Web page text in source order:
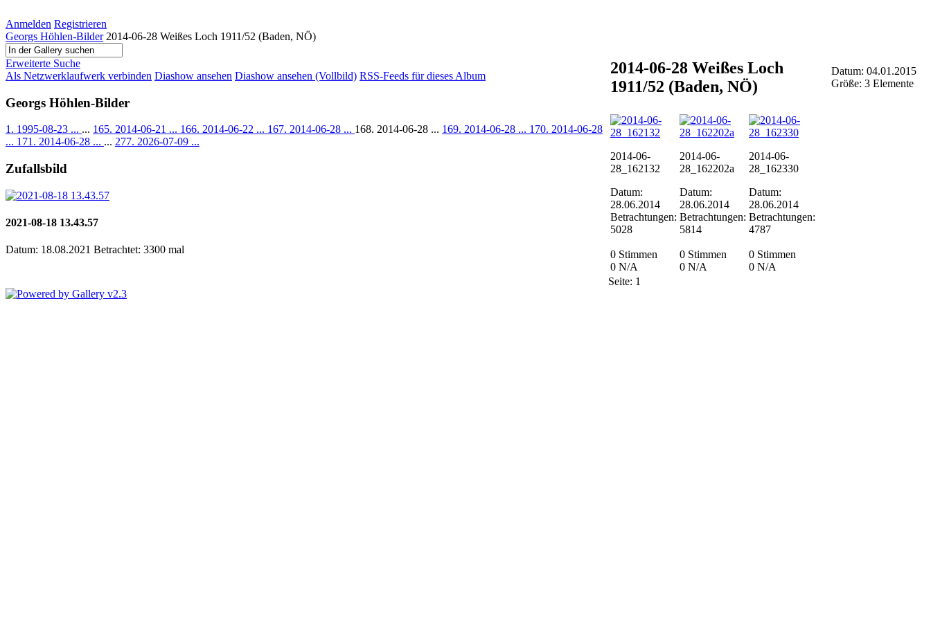
Anmelden Registrieren
Georgs Höhlen-Bilder 2014-06-28 Weißes Loch 1911/52 (Baden, NÖ)
Erweiterte Suche
Als Netzwerklaufwerk verbinden Diashow ansehen Diashow ansehen (Vollbild) RSS-Feeds für dieses Album
Georgs Höhlen-Bilder
1. 1995-08-23 ... ... 165. 2014-06-21 ... 166. 2014-06-22 ... 167. 2014-06-28 ... 168. 2014-06-28 ... 169. 2014-06-28 ... 170. 2014-06-28
... 171. 2014-06-28 ... ... 277. 2026-07-09 ...
Zufallsbild
2021-08-18 13.43.57
Datum: 18.08.2021 Betrachtet: 3300 mal
2014-06-28 Weißes Loch
1911/52 (Baden, NÖ)
Datum: 04.01.2015
Größe: 3 Elemente
2014-06-
28_162132
Datum:
28.06.2014
Betrachtungen:
5028
0 Stimmen
0 N/A
2014-06-
28_162202a
Datum:
28.06.2014
Betrachtungen:
5814
0 Stimmen
0 N/A
2014-06-
28_162330
Datum:
28.06.2014
Betrachtungen:
4787
0 Stimmen
0 N/A
Seite: 1